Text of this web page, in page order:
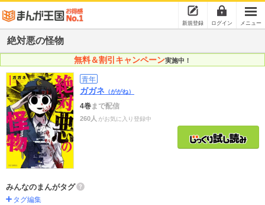
新規登録 ログイン メニュー
絶対悪の怪物
無料＆割引キャンペーン実施中！
青年
ガガネ （ががね）
4巻まで配信
260人 がお気に入り登録中
みんなのまんがタグ
タグ編集